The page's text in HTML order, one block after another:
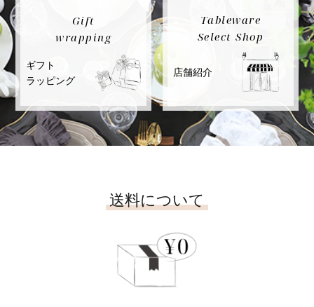
Gift
wrapping
ギフト
ラッピング
Tableware
Select Shop
店舗紹介
送料について